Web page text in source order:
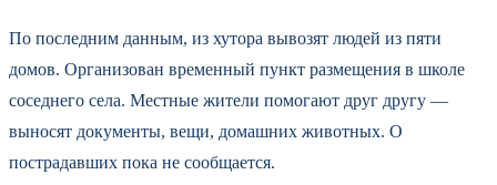
По последним данным, из хутора вывозят людей из пяти
домов. Организован временный пункт размещения в школе
соседнего села. Местные жители помогают друг другу —
выносят документы, вещи, домашних животных. О
пострадавших пока не сообщается.